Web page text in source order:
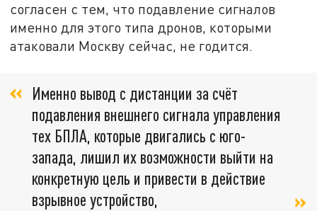
согласен с тем, что подавление сигналов
именно для этого типа дронов, которыми
атаковали Москву сейчас, не годится.
Именно вывод с дистанции за счёт
подавления внешнего сигнала управления
тех БПЛА, которые двигались с юго-
запада, лишил их возможности выйти на
конкретную цель и привести в действие
взрывное устройство,